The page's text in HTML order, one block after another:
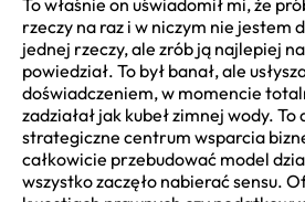
rzeczy na raz i w niczym nie jestem
jednej rzeczy, ale zrób ją najlepiej
powiedział. To był banał, ale
doświadczeniem, w momencie
zadziałał jak kubeł zimnej wody.
strategiczne centrum wsparcia
całkowicie przebudować model
wszystko zaczęło nabierać sensu.